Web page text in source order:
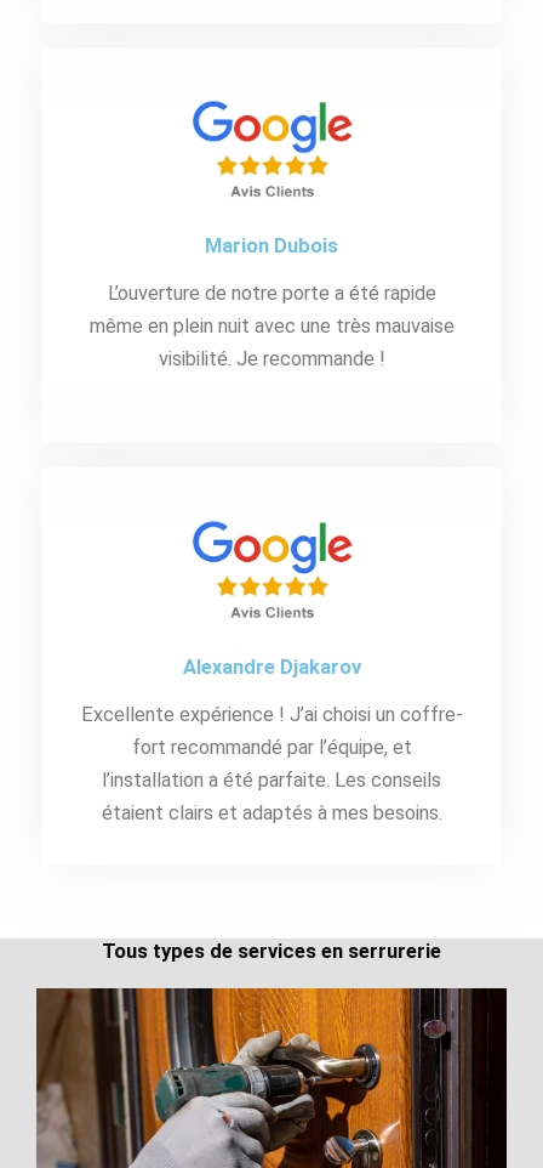
Marion Dubois
L’ouverture de notre porte a été rapide
même en plein nuit avec une très mauvaise
visibilité. Je recommande !
Alexandre Djakarov
Excellente expérience ! J’ai choisi un coffre-
fort recommandé par l’équipe, et
l’installation a été parfaite. Les conseils
étaient clairs et adaptés à mes besoins.
Tous types de services en serrurerie